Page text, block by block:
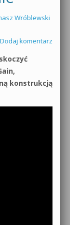
Wróblewski
Dodaj komentarz
konstrukcją